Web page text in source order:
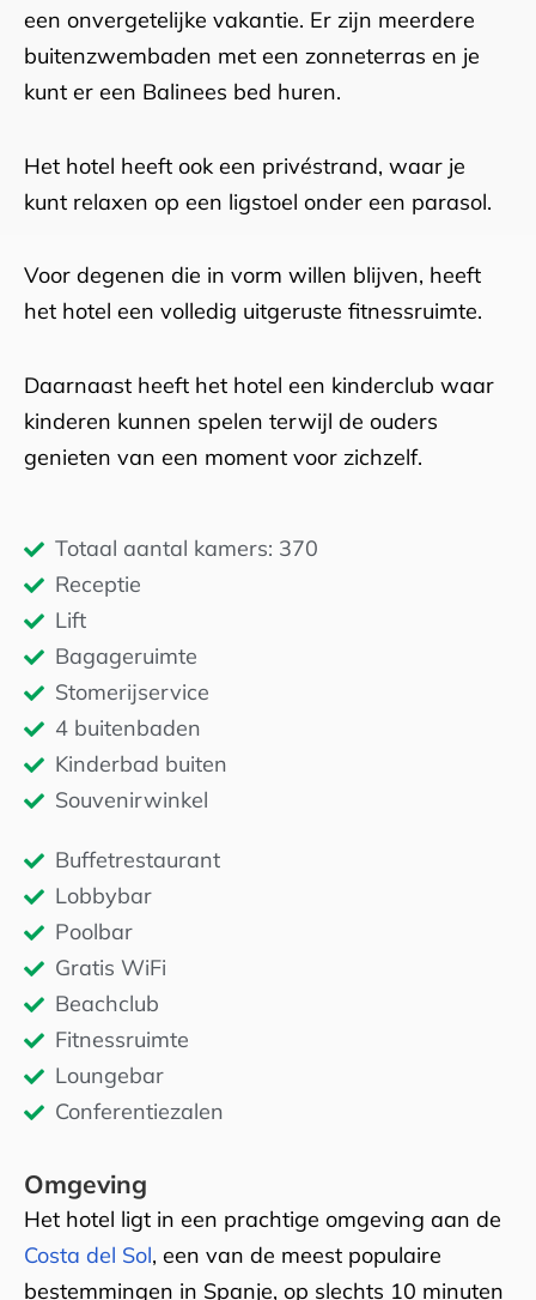
een onvergetelijke vakantie. Er zijn meerdere
buitenzwembaden met een zonneterras en je
kunt er een Balinees bed huren.
Het hotel heeft ook een privéstrand, waar je
kunt relaxen op een ligstoel onder een parasol.
Voor degenen die in vorm willen blijven, heeft
het hotel een volledig uitgeruste fitnessruimte.
Daarnaast heeft het hotel een kinderclub waar
kinderen kunnen spelen terwijl de ouders
genieten van een moment voor zichzelf.
Totaal aantal kamers: 370
Receptie
Lift
Bagageruimte
Stomerijservice
4 buitenbaden
Kinderbad buiten
Souvenirwinkel
Buffetrestaurant
Lobbybar
Poolbar
Gratis WiFi
Beachclub
Fitnessruimte
Loungebar
Conferentiezalen
Omgeving
Het hotel ligt in een prachtige omgeving aan de
Costa del Sol, een van de meest populaire
bestemmingen in Spanje, op slechts 10 minuten